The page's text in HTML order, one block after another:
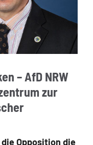
– AfD NRW
zur
Opposition die